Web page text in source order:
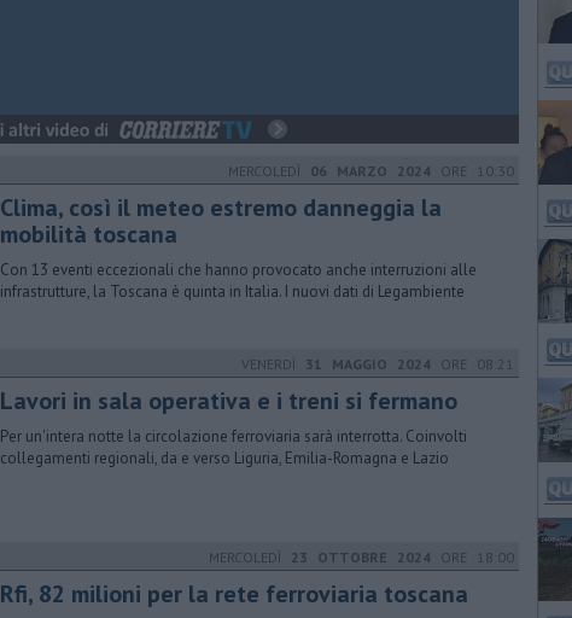
MERCOLEDÌ 06 MARZO 2024 ORE 10:30
Clima, così il meteo estremo danneggia la
mobilità toscana
Con 13 eventi eccezionali che hanno provocato anche interruzioni alle
infrastrutture, la Toscana è quinta in Italia. I nuovi dati di Legambiente
VENERDÌ 31 MAGGIO 2024 ORE 08:21
Lavori in sala operativa e i treni si fermano
Per un'intera notte la circolazione ferroviaria sarà interrotta. Coinvolti
collegamenti regionali, da e verso Liguria, Emilia-Romagna e Lazio
MERCOLEDÌ 23 OTTOBRE 2024 ORE 18:00
Rfi, 82 milioni per la rete ferroviaria toscana